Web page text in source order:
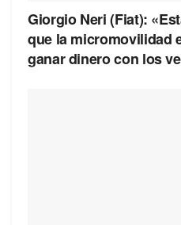
Giorgio Neri (Fiat):
que la micromovilidad
ganar dinero con los